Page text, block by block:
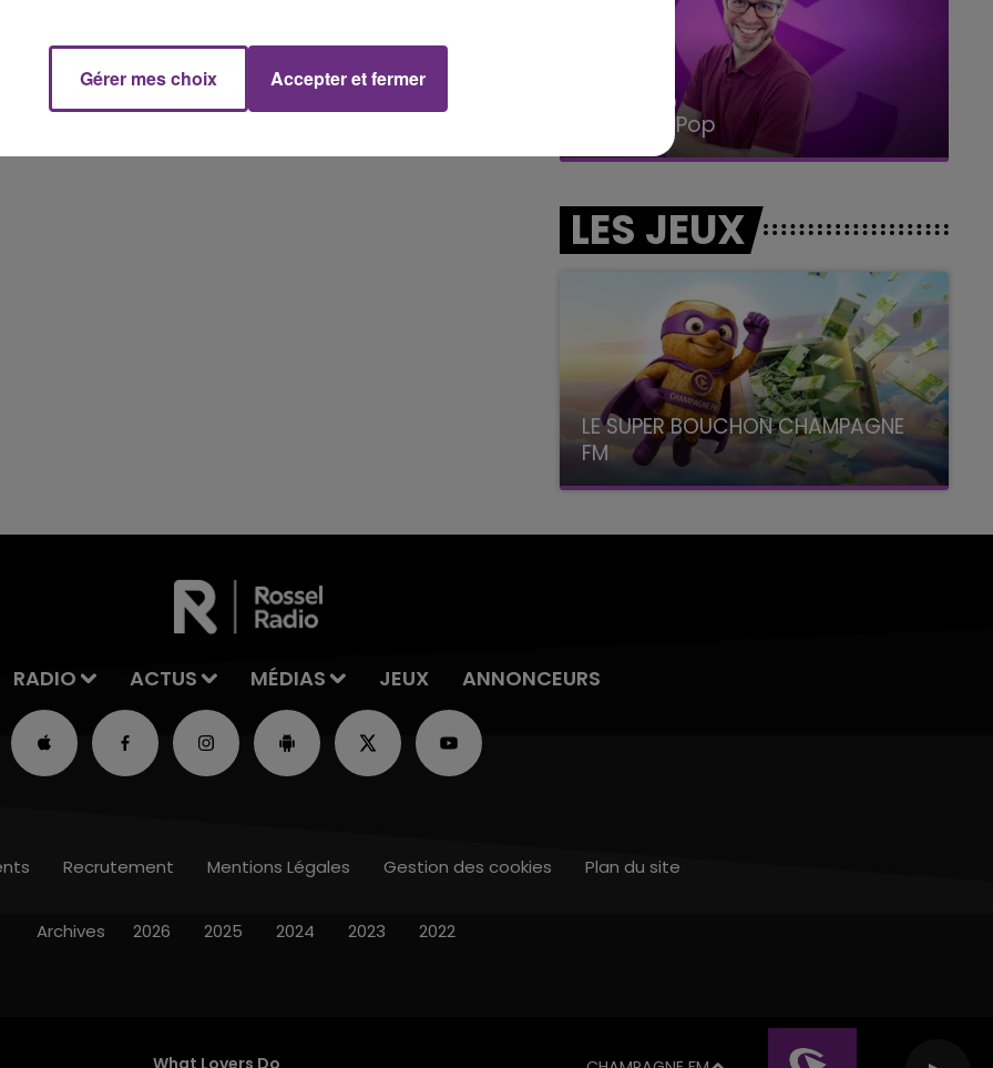
14h00 - 15h00
La Radio Pop
LES JEUX
LE SUPER BOUCHON CHAMPAGNE
FM
avec La Famille Champagne FM, à 8H10
RADIO ACTUS MÉDIAS JEUX ANNONCEURS
What Lovers Do
Recrutement Mentions Légales Gestion des cookies Plan du site
Archives 2026 2025 2024 2023 2022
Gérer mes choix Accepter et fermer